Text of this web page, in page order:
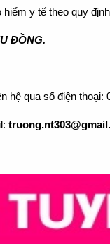
y tế theo quy
ĐỒNG.
hệ qua số điện thoại: